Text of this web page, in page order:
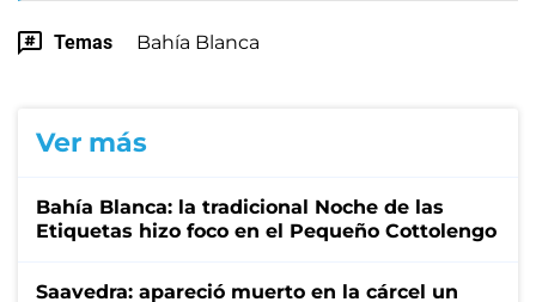
Temas Bahía Blanca
Ver más
Bahía Blanca: la tradicional Noche de las
Etiquetas hizo foco en el Pequeño Cottolengo
Saavedra: apareció muerto en la cárcel un